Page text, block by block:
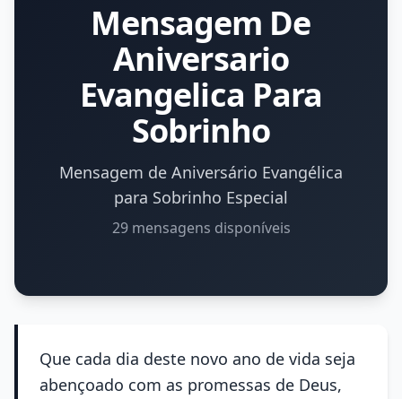
Mensagem De
Aniversario
Evangelica Para
Sobrinho
Mensagem de Aniversário Evangélica
para Sobrinho Especial
29 mensagens disponíveis
Que cada dia deste novo ano de vida seja
abençoado com as promessas de Deus,